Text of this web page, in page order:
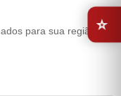
para sua região:
⭐